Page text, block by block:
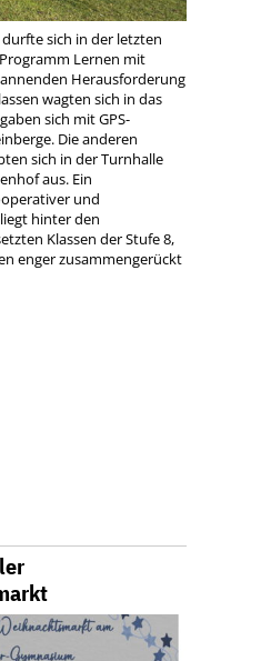
durfte sich in der letzten
Lernen mit
Herausforderung
wagten sich in das
sich mit GPS-
Die anderen
sich in der Turnhalle
aus. Ein
und
hinter den
Klassen der Stufe 8,
enger zusammengerückt